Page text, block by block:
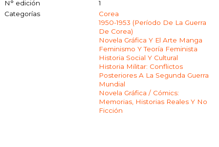
N° edición
1
Categorías
Corea
1950-1953 (período De La Guerra
De Corea)
Novela Gráfica Y El Arte Manga
Feminismo Y Teoría Feminista
Historia Social Y Cultural
Historia Militar: Conflictos
Posteriores A La Segunda Guerra
Mundial
Novela Gráfica / Cómics:
Memorias, Historias Reales Y No
Ficción